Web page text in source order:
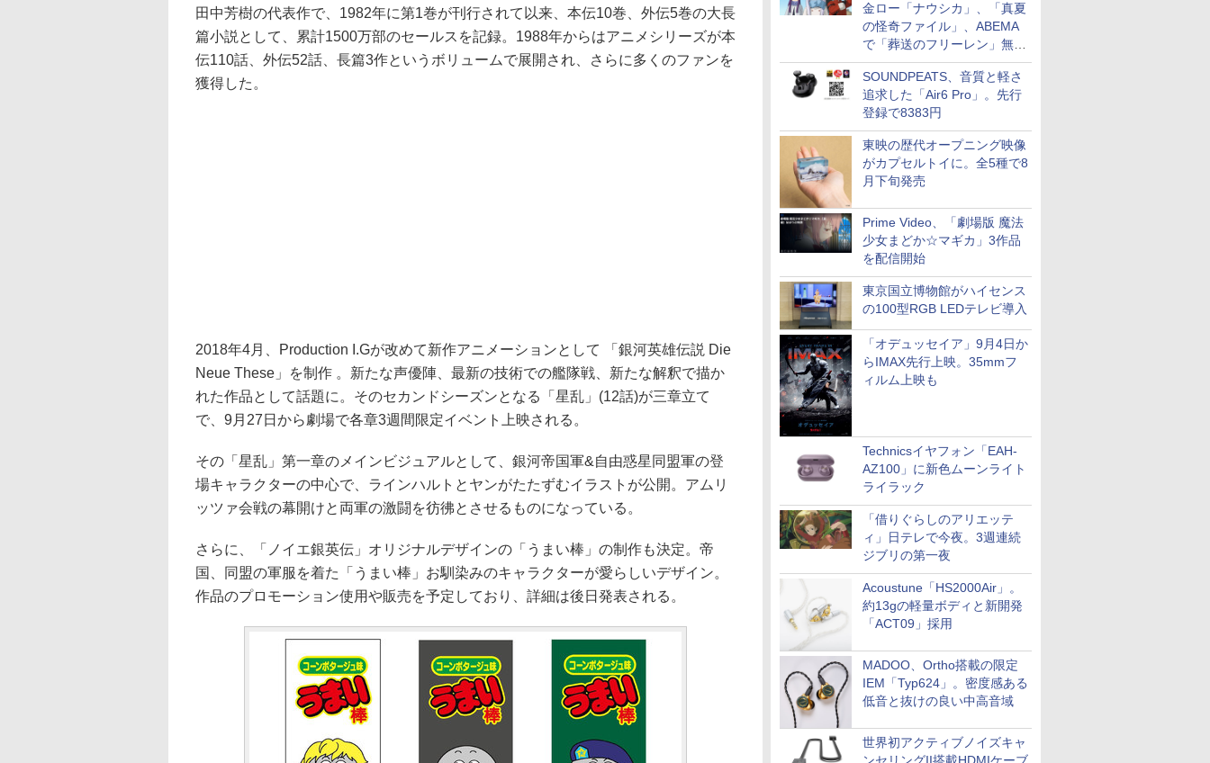
金ロー「ナウシカ」、「真夏
の怪奇ファイル」、ABEMA
で「葬送のフリーレン」無料
配信など。夏の特番・配信情
報
SOUNDPEATS、音質と軽さ
追求した「Air6 Pro」。先行
登録で8383円
東映の歴代オープニング映像
がカプセルトイに。全5種で8
月下旬発売
Prime Video、「劇場版 魔法
少女まどか☆マギカ」3作品
を配信開始
東京国立博物館がハイセンス
の100型RGB LEDテレビ導入
「オデュッセイア」9月4日か
らIMAX先行上映。35mmフ
ィルム上映も
Technicsイヤフォン「EAH-
AZ100」に新色ムーンライト
ライラック
「借りぐらしのアリエッテ
ィ」日テレで今夜。3週連続
ジブリの第一夜
Acoustune「HS2000Air」。
約13gの軽量ボディと新開発
「ACT09」採用
MADOO、Ortho搭載の限定
IEM「Typ624」。密度感ある
低音と抜けの良い中高音域
世界初アクティブノイズキャ
田中芳樹の代表作で、1982年に第1巻が刊行されて以来、本伝10巻、外伝5巻の大長
篇小説として、累計1500万部のセールスを記録。1988年からはアニメシリーズが本
伝110話、外伝52話、長篇3作というボリュームで展開され、さらに多くのファンを
獲得した。
2018年4月、Production I.Gが改めて新作アニメーションとして 「銀河英雄伝説 Die
Neue These」を制作 。新たな声優陣、最新の技術での艦隊戦、新たな解釈で描か
れた作品として話題に。そのセカンドシーズンとなる「星乱」(12話)が三章立て
で、9月27日から劇場で各章3週間限定イベント上映される。
その「星乱」第一章のメインビジュアルとして、銀河帝国軍&自由惑星同盟軍の登
場キャラクターの中心で、ラインハルトとヤンがたたずむイラストが公開。アムリ
ッツァ会戦の幕開けと両軍の激闘を彷彿とさせるものになっている。
さらに、「ノイエ銀英伝」オリジナルデザインの「うまい棒」の制作も決定。帝
国、同盟の軍服を着た「うまい棒」お馴染みのキャラクターが愛らしいデザイン。
作品のプロモーション使用や販売を予定しており、詳細は後日発表される。